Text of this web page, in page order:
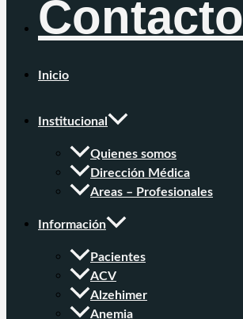
Contacto
Inicio
Institucional
Quienes somos
Dirección Médica
Areas – Profesionales
Información
Pacientes
ACV
Alzehimer
Anemia